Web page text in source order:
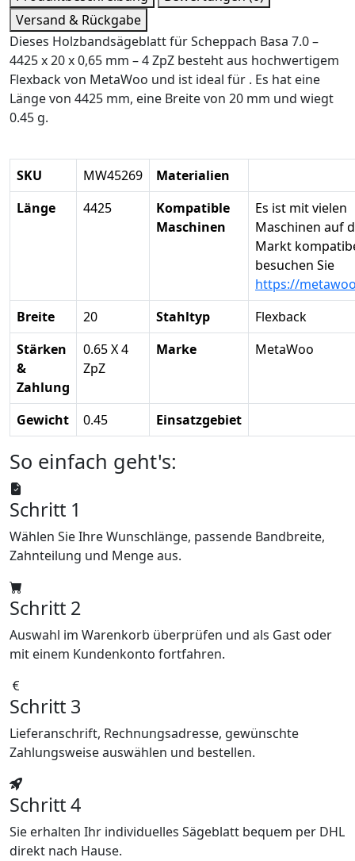
Versand & Rückgabe
Dieses Holzbandsägeblatt für Scheppach Basa 7.0 –
4425 x 20 x 0,65 mm – 4 ZpZ besteht aus hochwertigem
Flexback von MetaWoo und ist ideal für . Es hat eine
Länge von 4425 mm, eine Breite von 20 mm und wiegt
0.45 g.
SKU MW45269
Materialien
Länge
4425
Kompatible
Maschinen
Es ist mit vielen
Maschinen auf
Markt
besuchen Sie
https://
Breite
20 Stahltyp
Flexback
Stärken
&
Zahlung
0.65 X 4
ZpZ
Marke MetaWoo
Gewicht 0.45 Einsatzgebiet
So einfach geht's:
Schritt 1
Wählen Sie Ihre Wunschlänge, passende Bandbreite,
Zahnteilung und Menge aus.
Schritt 2
Auswahl im Warenkorb überprüfen und als Gast oder
mit einem Kundenkonto fortfahren.
Schritt 3
Lieferanschrift, Rechnungsadresse, gewünschte
Zahlungsweise auswählen und bestellen.
Schritt 4
Sie erhalten Ihr individuelles Sägeblatt bequem per DHL
direkt nach Hause.